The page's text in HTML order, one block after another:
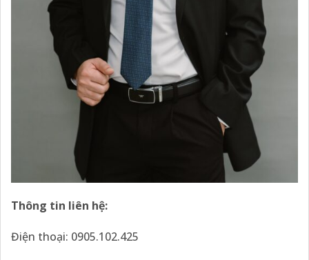
Thông tin liên hệ:
Điện thoại: 0905.102.425